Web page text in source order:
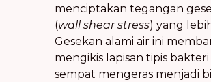
menciptakan tegangan
(wall shear stress) yang
Gesekan alami air ini
mengikis lapisan tipis
sempat mengeras menjadi